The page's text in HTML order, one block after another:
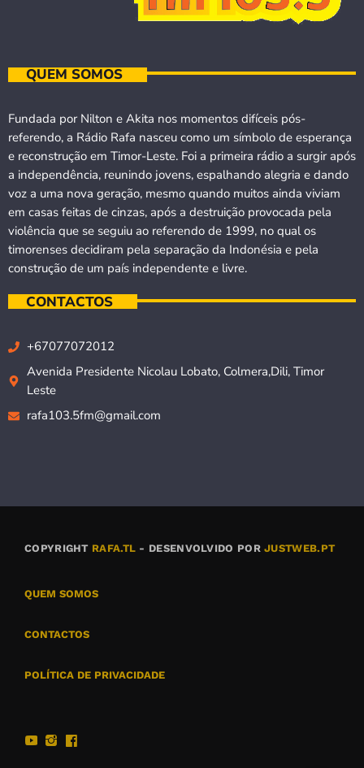
QUEM SOMOS
Fundada por Nilton e Akita nos momentos difíceis pós-
referendo, a Rádio Rafa nasceu como um símbolo de esperança
e reconstrução em Timor-Leste. Foi a primeira rádio a surgir após
a independência, reunindo jovens, espalhando alegria e dando
voz a uma nova geração, mesmo quando muitos ainda viviam
em casas feitas de cinzas, após a destruição provocada pela
violência que se seguiu ao referendo de 1999, no qual os
timorenses decidiram pela separação da Indonésia e pela
construção de um país independente e livre.
CONTACTOS
+67077072012
Avenida Presidente Nicolau Lobato, Colmera,Dili, Timor
Leste
rafa103.5fm@gmail.com
COPYRIGHT RAFA.TL - DESENVOLVIDO PORJUSTWEB.PT
QUEM SOMOS
CONTACTOS
POLÍTICA DE PRIVACIDADE